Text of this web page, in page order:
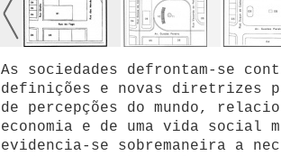
As sociedades defrontam-se
definições e novas diretrizes
de percepções do mundo,
economia e de uma vida social
evidencia-se sobremaneira a